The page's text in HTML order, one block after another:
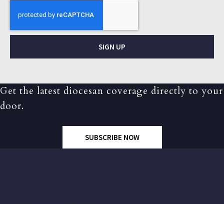
SIGN UP
Get the latest diocesan coverage directly to your
door.
SUBSCRIBE NOW